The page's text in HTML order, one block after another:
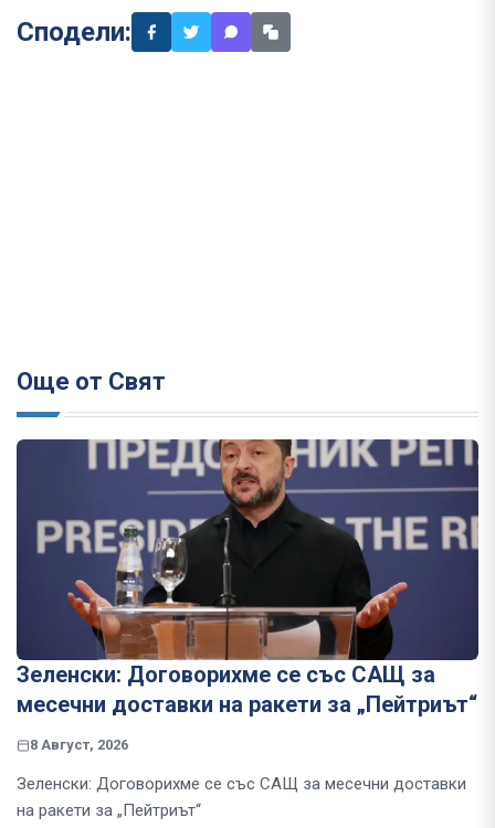
Сподели:
Още от Свят
Зеленски: Договорихме се със САЩ за
месечни доставки на ракети за „Пейтриът“
8 Август, 2026
Зеленски: Договорихме се със САЩ за месечни доставки
на ракети за „Пейтриът“